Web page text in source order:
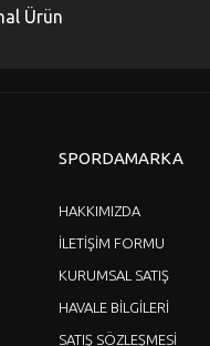
Ürün
SPORDAMARKA
HAKKIMIZDA
İLETİŞİM FORMU
KURUMSAL SATIŞ
HAVALE BİLGİLERİ
SATIŞ SÖZLEŞMESİ